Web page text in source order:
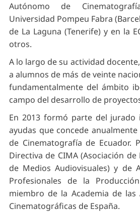
Autónomo de
Universidad Pompeu Fabra
de La Laguna (Tenerife) y en la
otros.
A lo largo de su actividad
a alumnos de más de veinte
fundamentalmente del ámbito
campo del desarrollo de
En 2013 formó parte del jurado
ayudas que concede
de Cinematografía de Ecuador.
Directiva de CIMA (Asociación
de Medios Audiovisuales) y de
Profesionales de la
miembro de la Academia de las
Cinematográficas de España.